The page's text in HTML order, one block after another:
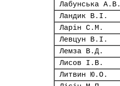
Лабунська А.В.
Ландик В.І.
Ларін С.М.
Левцун В.І.
Лемза В.Д.
Лисов І.В.
Литвин Ю.О.